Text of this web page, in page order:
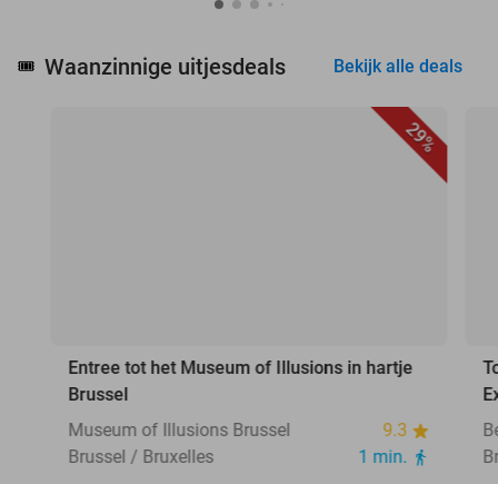
🎟️ Waanzinnige uitjesdeals Bekijk alle deals
29%
Entree tot het Museum of Illusions in hartje
Brussel
Museum of Illusions Brussel
9.3
Brussel / Bruxelles
1 min.